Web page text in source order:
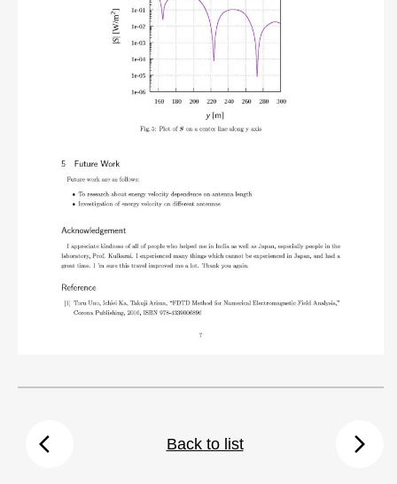
arrow_back_ios Back to list arrow_forward_ios